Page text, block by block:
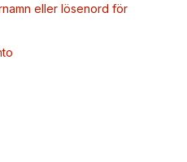
eller lösenord för